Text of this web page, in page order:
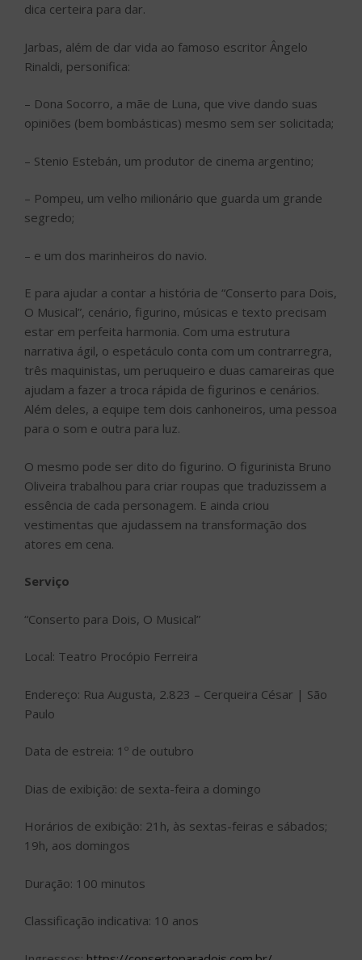
dica certeira para dar.
Jarbas, além de dar vida ao famoso escritor Ângelo
Rinaldi, personifica:
– Dona Socorro, a mãe de Luna, que vive dando suas
opiniões (bem bombásticas) mesmo sem ser solicitada;
– Stenio Estebán, um produtor de cinema argentino;
– Pompeu, um velho milionário que guarda um grande
segredo;
– e um dos marinheiros do navio.
E para ajudar a contar a história de “Conserto para Dois,
O Musical”, cenário, figurino, músicas e texto precisam
estar em perfeita harmonia. Com uma estrutura
narrativa ágil, o espetáculo conta com um contrarregra,
três maquinistas, um peruqueiro e duas camareiras que
ajudam a fazer a troca rápida de figurinos e cenários.
Além deles, a equipe tem dois canhoneiros, uma pessoa
para o som e outra para luz.
O mesmo pode ser dito do figurino. O figurinista Bruno
Oliveira trabalhou para criar roupas que traduzissem a
essência de cada personagem. E ainda criou
vestimentas que ajudassem na transformação dos
atores em cena.
Serviço
“Conserto para Dois, O Musical”
Local: Teatro Procópio Ferreira
Endereço: Rua Augusta, 2.823 – Cerqueira César | São
Paulo
Data de estreia: 1º de outubro
Dias de exibição: de sexta-feira a domingo
Horários de exibição: 21h, às sextas-feiras e sábados;
19h, aos domingos
Duração: 100 minutos
Classificação indicativa: 10 anos